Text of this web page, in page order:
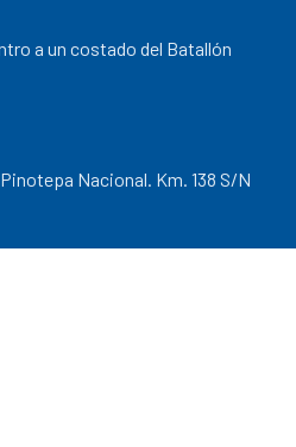
a un costado del Batallón
Nacional. Km. 138 S/N